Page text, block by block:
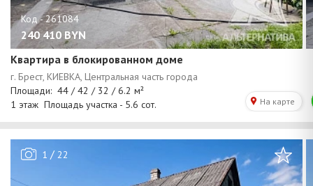
240 410 BYN
Квартира в блокированном доме
1 / 22